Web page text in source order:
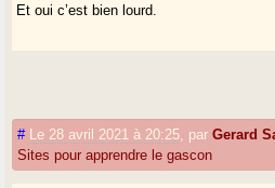
Et oui c’est bien lourd.
# Le 28 avril 2021 à 20:25 parGerard
Sites pour apprendre le gascon